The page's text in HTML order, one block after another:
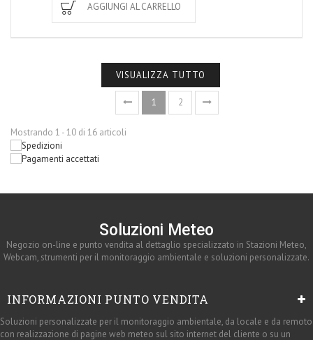
AGGIUNGI AL CARRELLO
VISUALIZZA TUTTO
1 2
Mostrando 1 - 10 di 16 articoli
Soluzioni Meteo
Negozio on-line e punto vendita al dettaglio specializzato in Stazioni Meteo,
Webcam, strumenti per il monitoraggio ambientale e soluzioni personalizzate.
INFORMAZIONI PUNTO VENDITA
Soluzioni personalizzate per il monitoraggio ambientale, da locale e da remoto
con realizzazione di pagine web meteo sul sito internet del cliente o su un